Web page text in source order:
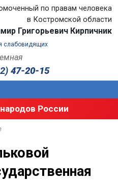
по правам человека
в Костромской области
Григорьевич Кирпичник
слабовидящих
47-20-15
России